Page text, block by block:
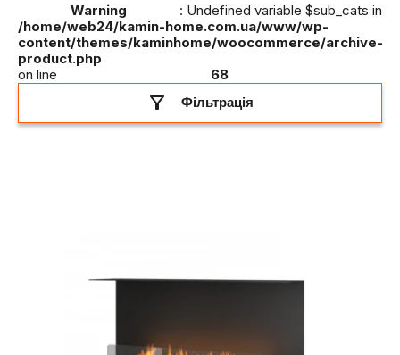
Warning
: Undefined variable $sub_cats in
/home/web24/kamin-home.com.ua/www/wp-
content/themes/kaminhome/woocommerce/archive-
product.php
on line
68
Фільтрація